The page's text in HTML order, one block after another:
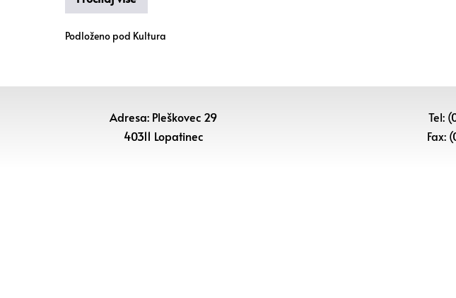
Podloženo pod Kultura
Adresa: Pleškovec 29
40311 Lopatinec
Tel:
Fax: